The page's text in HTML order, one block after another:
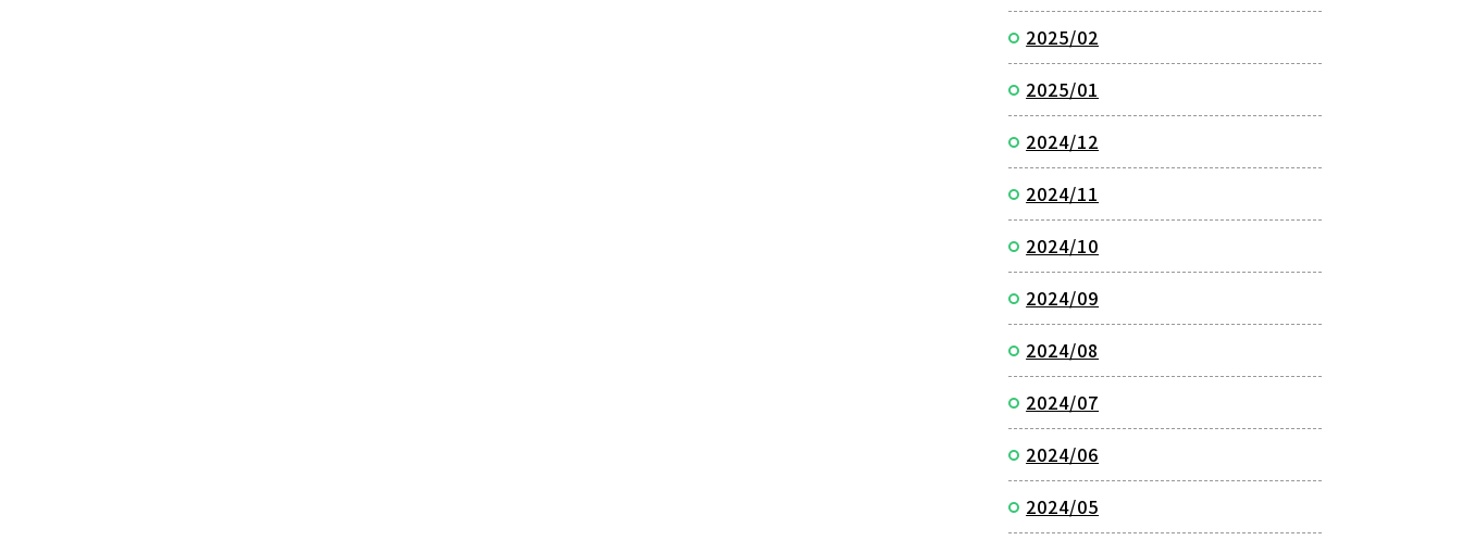
2025/02
2025/01
2024/12
2024/11
2024/10
2024/09
2024/08
2024/07
2024/06
2024/05